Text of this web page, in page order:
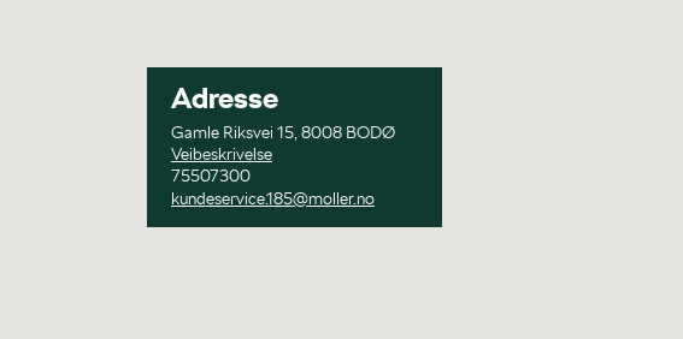
Adresse
Gamle Riksvei 15, 8008 BODØ
Veibeskrivelse
75507300
kundeservice.185@moller.no